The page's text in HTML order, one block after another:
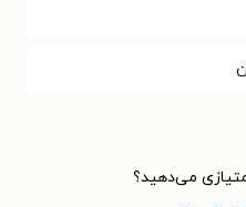
می‌دهید؟